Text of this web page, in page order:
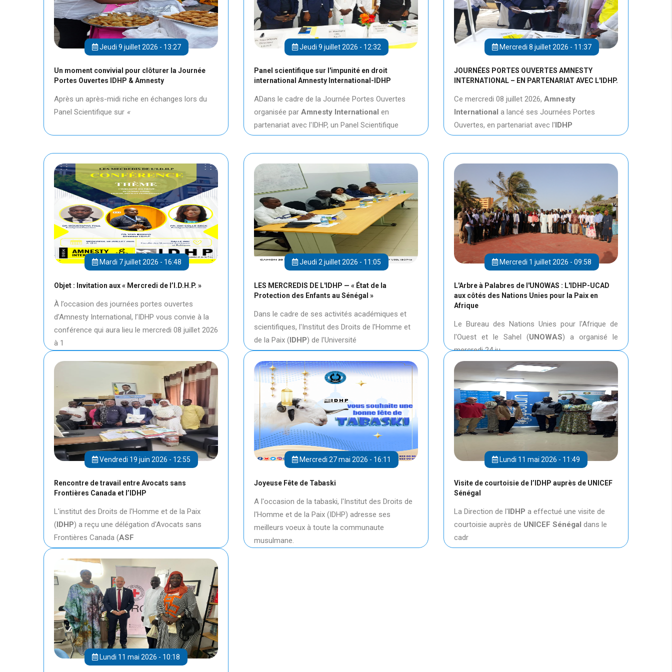
Jeudi 9 juillet 2026 - 13:27
Un moment convivial pour clôturer la Journée
Portes Ouvertes IDHP & Amnesty
Après un après-midi riche en échanges lors du
Panel Scientifique sur «
Jeudi 9 juillet 2026 - 12:32
Panel scientifique sur l'impunité en droit
international Amnesty International-IDHP
ADans le cadre de la Journée Portes Ouvertes
organisée par Amnesty International en
partenariat avec l'IDHP, un Panel Scientifique
Mercredi 8 juillet 2026 - 11:37
JOURNÉES PORTES OUVERTES AMNESTY
INTERNATIONAL – EN PARTENARIAT AVEC L'IDHP.
Ce mercredi 08 juillet 2026, Amnesty
International a lancé ses Journées Portes
Ouvertes, en partenariat avec l'IDHP
Mardi 7 juillet 2026 - 16:48
Objet : Invitation aux « Mercredi de l’I.D.H.P. »
À l’occasion des journées portes ouvertes
d’Amnesty International, l’IDHP vous convie à la
conférence qui aura lieu le mercredi 08 juillet 2026
à 1
Jeudi 2 juillet 2026 - 11:05
LES MERCREDIS DE L'IDHP — « État de la
Protection des Enfants au Sénégal »
Dans le cadre de ses activités académiques et
scientifiques, l'Institut des Droits de l'Homme et
de la Paix (IDHP) de l'Université
Mercredi 1 juillet 2026 - 09:58
L'Arbre à Palabres de l'UNOWAS : L'IDHP-UCAD
aux côtés des Nations Unies pour la Paix en
Afrique
Le Bureau des Nations Unies pour l'Afrique de
l'Ouest et le Sahel (UNOWAS) a organisé le
mercredi 24 ju
Vendredi 19 juin 2026 - 12:55
Rencontre de travail entre Avocats sans
Frontières Canada et l’IDHP
L'institut des Droits de l'Homme et de la Paix
(IDHP) a reçu une délégation d'Avocats sans
Frontières Canada (ASF
Mercredi 27 mai 2026 - 16:11
Joyeuse Fête de Tabaski
A l'occasion de la tabaski, l'Institut des Droits de
l'Homme et de la Paix (IDHP) adresse ses
meilleurs voeux à toute la communaute
musulmane.
Lundi 11 mai 2026 - 11:49
Visite de courtoisie de l’IDHP auprès de UNICEF
Sénégal
La Direction de l'IDHP a effectué une visite de
courtoisie auprès de UNICEF Sénégal dans le
cadr
Lundi 11 mai 2026 - 10:18